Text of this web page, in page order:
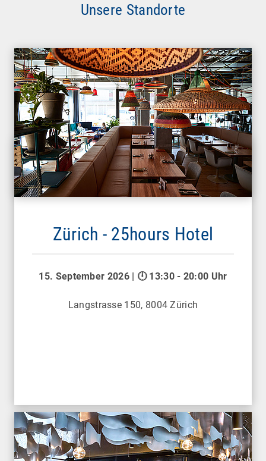
Unsere Standorte
Zürich - 25hours Hotel
15. September 2026 | 🕛 13:30 - 20:00 Uhr
Langstrasse 150, 8004 Zürich